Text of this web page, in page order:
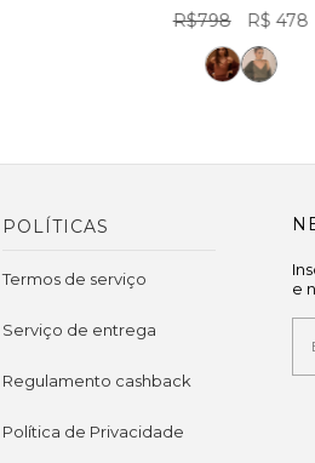
R$798 R$ 478
POLÍTICAS
Termos de serviço
Serviço de entrega
Regulamento cashback
Política de Privacidade
e